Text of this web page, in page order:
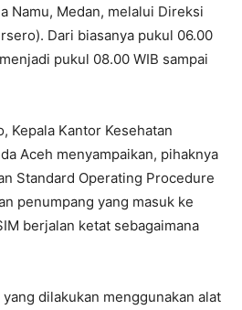
Namu, Medan, melalui Direksi
Dari biasanya pukul 06.00
pukul 08.00 WIB sampai
Kepala Kantor Kesehatan
Aceh menyampaikan, pihaknya
Standard Operating Procedure
penumpang yang masuk ke
berjalan ketat sebagaimana
dilakukan menggunakan alat